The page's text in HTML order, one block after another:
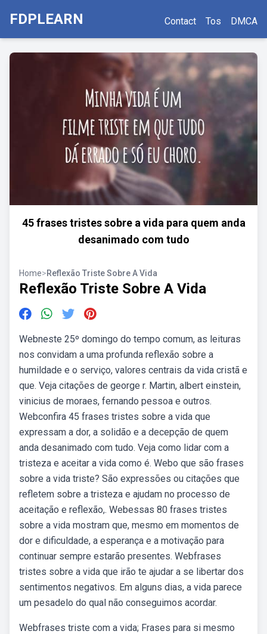
FDPLEARN Contact Tos DMCA
45 frases tristes sobre a vida para quem anda
desanimado com tudo
Home>Reflexão Triste Sobre A Vida
Reflexão Triste Sobre A Vida
Webneste 25º domingo do tempo comum, as leituras
nos convidam a uma profunda reflexão sobre a
humildade e o serviço, valores centrais da vida cristã e
que. Veja citações de george r. Martin, albert einstein,
vinicius de moraes, fernando pessoa e outros.
Webconfira 45 frases tristes sobre a vida que
expressam a dor, a solidão e a decepção de quem
anda desanimado com tudo. Veja como lidar com a
tristeza e aceitar a vida como é. Webo que são frases
sobre a vida triste? São expressões ou citações que
refletem sobre a tristeza e ajudam no processo de
aceitação e reflexão,. Webessas 80 frases tristes
sobre a vida mostram que, mesmo em momentos de
dor e dificuldade, a esperança e a motivação para
continuar sempre estarão presentes. Webfrases
tristes sobre a vida que irão te ajudar a se libertar dos
sentimentos negativos. Em alguns dias, a vida parece
um pesadelo do qual não conseguimos acordar.
Webfrases triste com a vida; Frases para si mesmo